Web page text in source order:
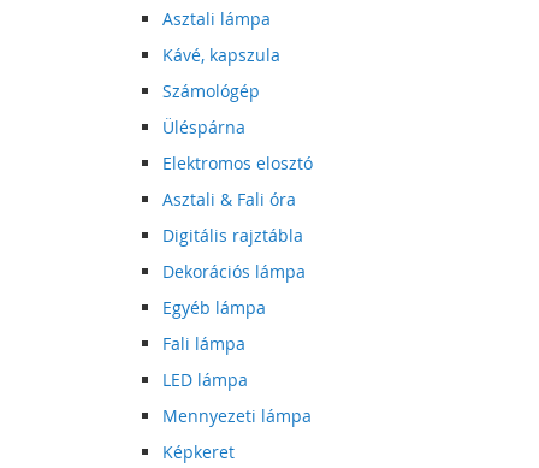
Asztali lámpa
Kávé, kapszula
Számológép
Üléspárna
Elektromos elosztó
Asztali & Fali óra
Digitális rajztábla
Dekorációs lámpa
Egyéb lámpa
Fali lámpa
LED lámpa
Mennyezeti lámpa
Képkeret